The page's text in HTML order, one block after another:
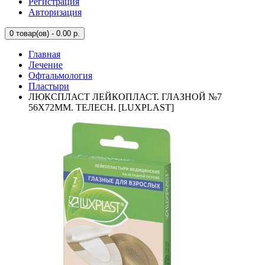
Авторизация
0 товар(ов) - 0.00 р.
Главная
Лечение
Офтальмология
Пластыри
ЛЮКСПЛАСТ ЛЕЙКОПЛАСТ. ГЛАЗНОЙ №7
56Х72ММ. ТЕЛЕСН. [LUXPLAST]